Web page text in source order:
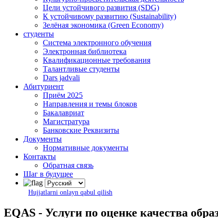
Цели устойчивого развития (SDG)
К устойчивому развитию (Sustainability)
Зелёная экономика (Green Economy)
студенты
Система электронного обучения
Электронная библиотека
Квалификационные требования
Талантливые студенты
Dars jadvali
Абитуриент
Приём 2025
Направления и темы блоков
Бакалавриат
Магистратура
Банковские Реквизиты
Документы
Нормативные документы
Контакты
Обратная связь
Шаг в будущее
Hujjatlarni onlayn qabul qilish
EQAS - Услуги по оценке качества